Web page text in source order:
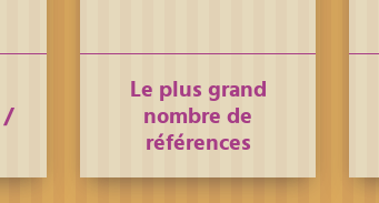
/
Le plus grand
nombre de
références